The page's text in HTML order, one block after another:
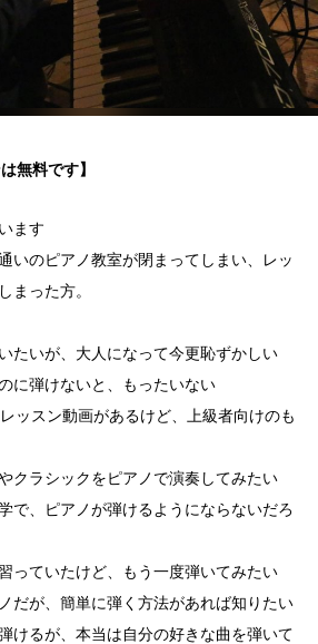
無料です】
ます
いのピアノ教室が閉まってしまい、レッ
まった方。
たいが、大人になって今更恥ずかしい
に弾けないと、もったいない
ッスン動画があるけど、上級者向けのも
クラシックをピアノで演奏してみたい
で、ピアノが弾けるようにならないだろ
っていたけど、もう一度弾いてみたい
だが、簡単に弾く方法があれば知りたい
けるが、本当は自分の好きな曲を弾いて